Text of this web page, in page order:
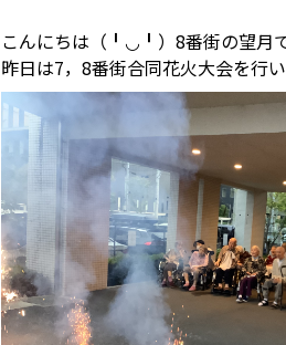
こんにちは（╹◡╹）8番街の望月
昨日は7，8番街合同花火大会を行い